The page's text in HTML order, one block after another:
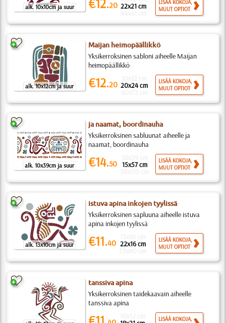
alk. 10x10cm ja suur €12.20 22x21 cm
LISÄÄ KOKOJA,
MUUT OPTIOT
alk. 10x12cm ja suur
Maijan heimopäällikkö
Yksikerroksinen sabloni aiheelle Maijan
heimopäällikkö
€12.20 20x24 cm
LISÄÄ KOKOJA,
MUUT OPTIOT
alk. 10x39cm ja suur
ja naamat, boordinauha
Yksikerroksinen sabluunat aiheelle ja
naamat, boordinauha
€14.50 15x57 cm
LISÄÄ KOKOJA,
MUUT OPTIOT
alk. 13x10cm ja suur
istuva apina inkojen tyylissä
Yksikerroksinen sapluuna aiheelle istuva
apina inkojen tyylissä
€11.40 22x16 cm
LISÄÄ KOKOJA,
MUUT OPTIOT
tanssiva apina
Yksikerroksinen taidekaavain aiheelle
tanssiva apina
LISÄÄ KOKOJA,